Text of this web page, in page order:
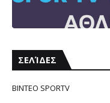
ΣΕΛΊΔΕΣ
ΒΙΝΤΕΟ SPORTV